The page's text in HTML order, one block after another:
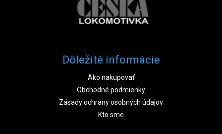
Dôležité informácie
Ako nakupovať
Obchodné podmienky
Zásady ochrany osobných údajov
Kto sme